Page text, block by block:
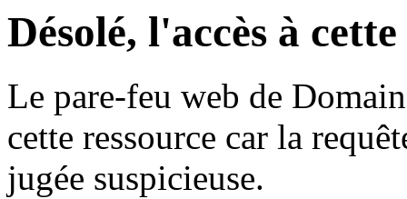
Désolé, l'accès à
Le pare-feu web de
cette ressource car la
jugée suspicieuse.